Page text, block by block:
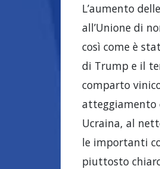
L’aumento
all’Unione di
così come è
di Trump e il
comparto
atteggiamento
Ucraina, al
le importanti
piuttosto